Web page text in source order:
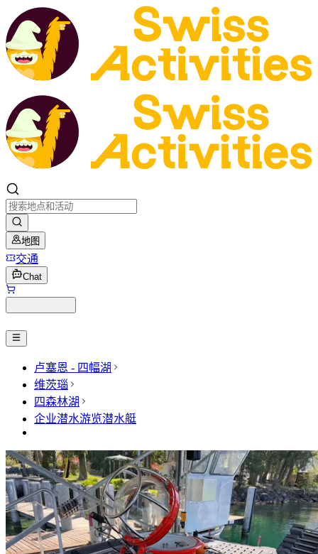
地图
交通
Chat
卢塞恩 - 四幅湖
维茨瑙
四森林湖
企业潜水游览潜水艇